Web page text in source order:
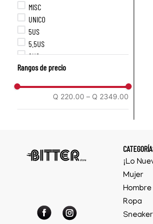
MISC
UNICO
5US
5.5US
6US
6.5US
10US
Rangos de precio
Q 220.00 – Q 2349.00
¡Lo
Mujer
Hombre
Ropa